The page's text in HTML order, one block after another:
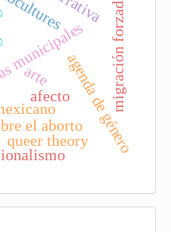
el abortoagenda de género
queer theory
afecto migración forzada
arte